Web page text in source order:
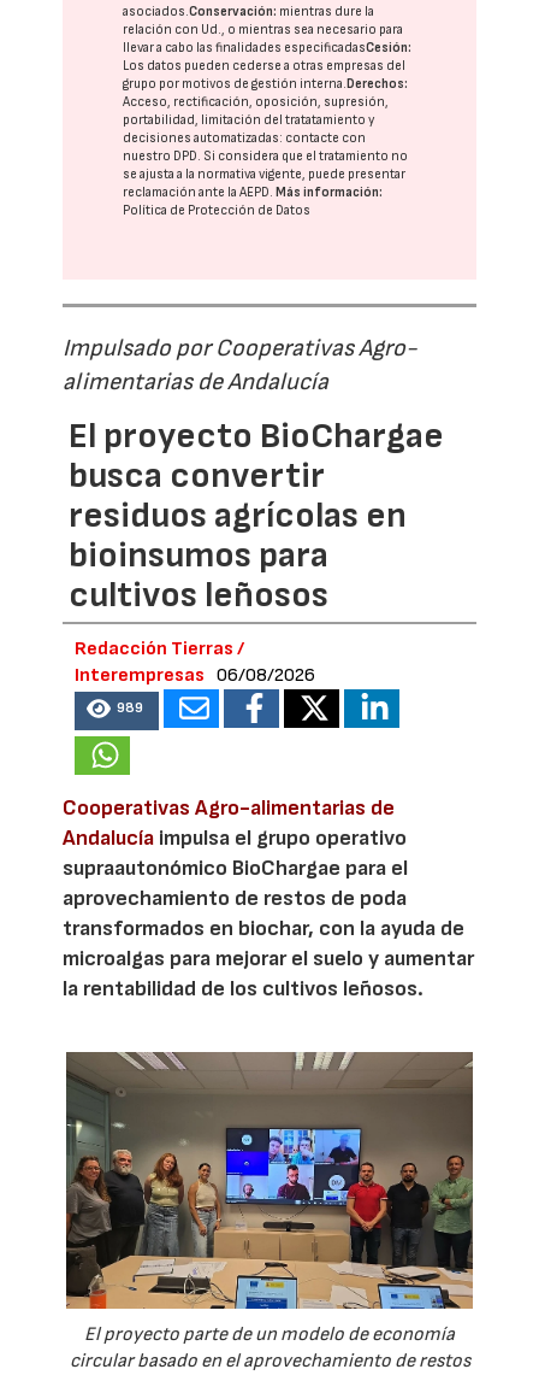
asociados.Conservación: mientras dure la
relación con Ud., o mientras sea necesario para
llevar a cabo las finalidades especificadasCesión:
Los datos pueden cederse a otras empresas del
grupo por motivos de gestión interna. Derechos:
Acceso, rectificación, oposición, supresión,
portabilidad, limitación del tratatamiento y
decisiones automatizadas: contacte con
nuestro DPD. Si considera que el tratamiento no
se ajusta a la normativa vigente, puede presentar
reclamación ante laAEPD. Más información:
Política de Protección de Datos
Impulsado por Cooperativas Agro-
alimentarias de Andalucía
El proyecto BioChargae
busca convertir
residuos agrícolas en
bioinsumos para
cultivos leñosos
Redacción Tierras /
Interempresas
06/08/2026
989
Cooperativas Agro-alimentarias de
Andalucía impulsa el grupo operativo
supraautonómico BioChargae para el
aprovechamiento de restos de poda
transformados en biochar, con la ayuda de
microalgas para mejorar el suelo y aumentar
la rentabilidad de los cultivos leñosos.
El proyecto parte de un modelo de economía
circular basado en el aprovechamiento de restos